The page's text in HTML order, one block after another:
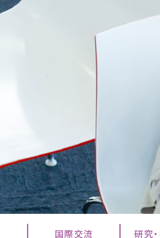
国際交流 研究